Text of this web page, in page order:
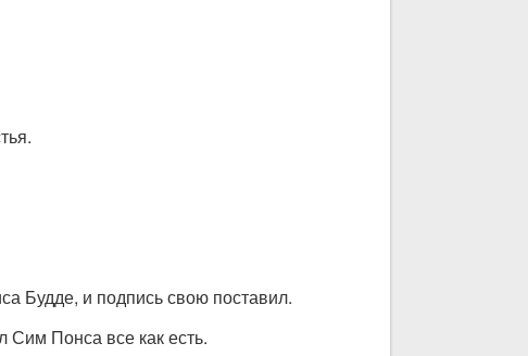
Будде, и подпись свою поставил.
Сим Понса все как есть.